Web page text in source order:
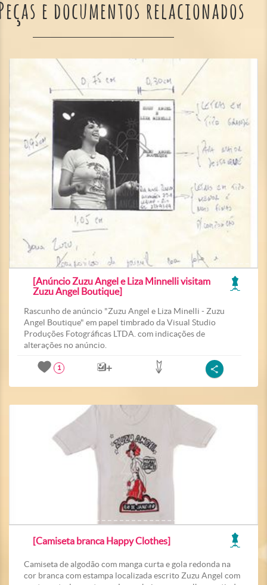
e documentos relacionados
[Anúncio Zuzu Angel e Liza Minnelli visitam
Zuzu Angel Boutique]
Rascunho de anúncio "Zuzu Angel e Liza Minelli - Zuzu
Angel Boutique" em papel timbrado da Visual Studio
Produções Fotográficas LTDA. com indicações de
alterações no anúncio.
1
[Camiseta branca Happy Clothes]
Camiseta de algodão com manga curta e gola redonda na
cor branca com estampa localizada escrito Zuzu Angel com